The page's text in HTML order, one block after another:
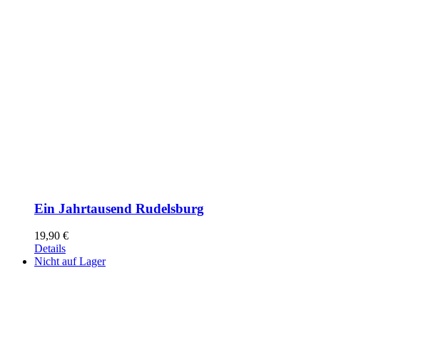
Ein Jahrtausend Rudelsburg
19,90 €
Details
Nicht auf Lager